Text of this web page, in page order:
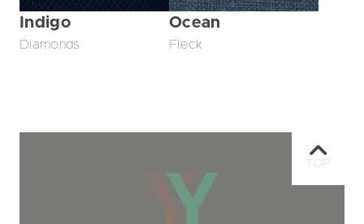
Indigo
Diamonds
Ocean
Fleck
TOP